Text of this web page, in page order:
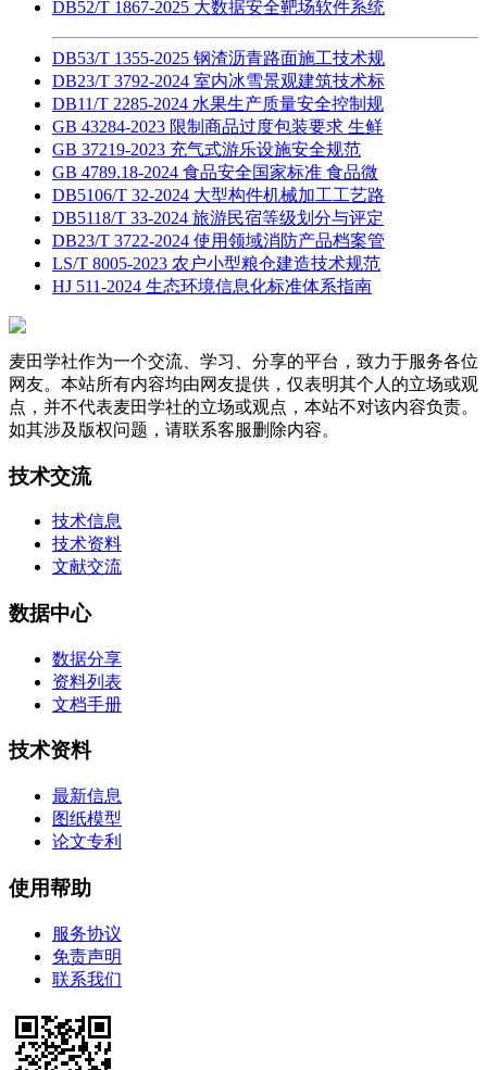
DB52/T 1867-2025 大数据安全靶场软件系统
DB53/T 1355-2025 钢渣沥青路面施工技术规
DB23/T 3792-2024 室内冰雪景观建筑技术标
DB11/T 2285-2024 水果生产质量安全控制规
GB 43284-2023 限制商品过度包装要求 生鲜
GB 37219-2023 充气式游乐设施安全规范
GB 4789.18-2024 食品安全国家标准 食品微
DB5106/T 32-2024 大型构件机械加工工艺路
DB5118/T 33-2024 旅游民宿等级划分与评定
DB23/T 3722-2024 使用领域消防产品档案管
LS/T 8005-2023 农户小型粮仓建造技术规范
HJ 511-2024 生态环境信息化标准体系指南
麦田学社作为一个交流、学习、分享的平台，致力于服务各位
网友。本站所有内容均由网友提供，仅表明其个人的立场或观
点，并不代表麦田学社的立场或观点，本站不对该内容负责。
如其涉及版权问题，请联系客服删除内容。
技术交流
技术信息
技术资料
文献交流
数据中心
数据分享
资料列表
文档手册
技术资料
最新信息
图纸模型
论文专利
使用帮助
服务协议
免责声明
联系我们